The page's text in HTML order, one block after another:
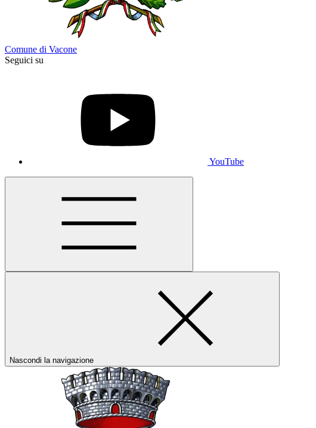
Comune di Vacone
Seguici su
YouTube
Nascondi la navigazione